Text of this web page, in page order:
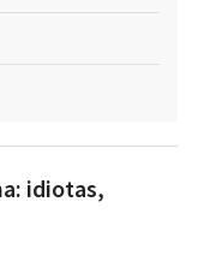
idiotas,